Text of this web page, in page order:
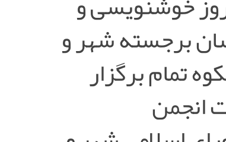
برجسته شهر و
تمام برگزار
انجمن